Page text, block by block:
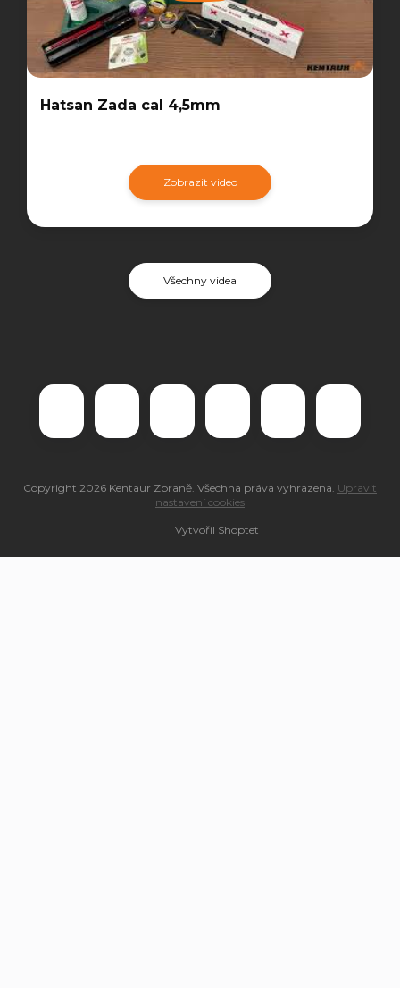
Hatsan Zada cal 4,5mm
Zobrazit video
Všechny videa
Vytvořil Shoptet
Copyright 2026 Kentaur Zbraně . Všechna práva vyhrazena. Upravit
nastavení cookies